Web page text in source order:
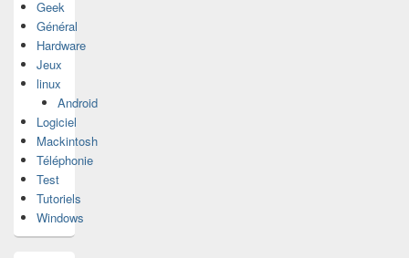
Geek
Général
Hardware
Jeux
linux
Android
Logiciel
Mackintosh
Téléphonie
Test
Tutoriels
Windows